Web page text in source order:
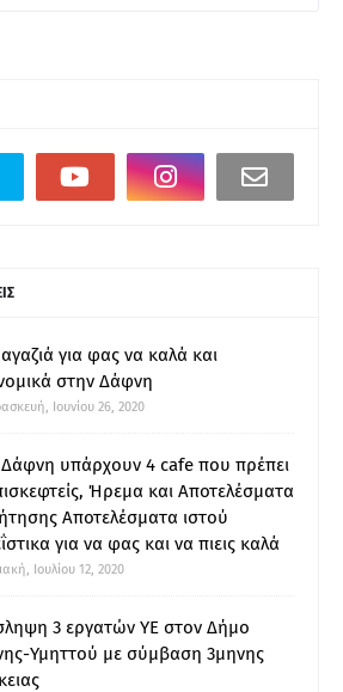
για φας να καλά και
στην Δάφνη
Ιουνίου 26, 2020
Δάφνη υπάρχουν 4 cafe που πρέπει
Ήρεμα και Αποτελέσματα
Αποτελέσματα ιστού
για να φας και να πιεις καλά
Ιουλίου 12, 2020
3 εργατών ΥΕ στον Δήμο
Υμηττού με σύμβαση 3μηνης